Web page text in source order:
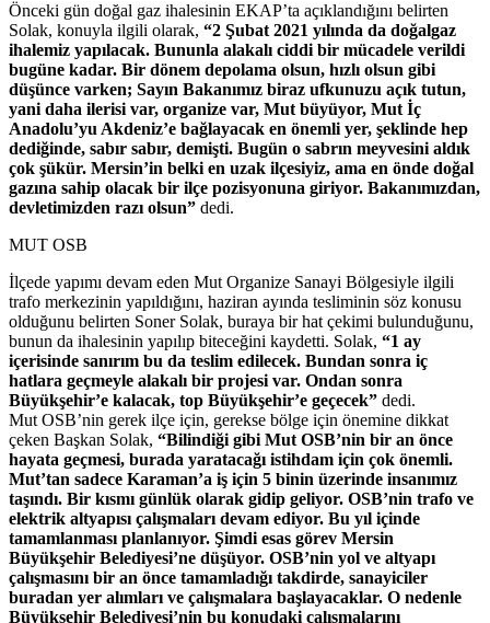
Önceki gün doğal gaz ihalesinin EKAP’ta açıklandığını belirten
Solak, konuyla ilgili olarak, “2 Şubat 2021 yılında da doğalgaz
ihalemiz yapılacak. Bununla alakalı ciddi bir mücadele verildi
bugüne kadar. Bir dönem depolama olsun, hızlı olsun gibi
düşünce varken; Sayın Bakanımız biraz ufkunuzu açık tutun,
yani daha ilerisi var, organize var, Mut büyüyor, Mut İç
Anadolu’yu Akdeniz’e bağlayacak en önemli yer, şeklinde hep
dediğinde, sabır sabır, demişti. Bugün o sabrın meyvesini aldık
çok şükür. Mersin’in belki en uzak ilçesiyiz, ama en önde doğal
gazına sahip olacak bir ilçe pozisyonuna giriyor. Bakanımızdan,
devletimizden razı olsun” dedi.
MUT OSB
İlçede yapımı devam eden Mut Organize Sanayi Bölgesiyle ilgili
trafo merkezinin yapıldığını, haziran ayında tesliminin söz konusu
olduğunu belirten Soner Solak, buraya bir hat çekimi bulunduğunu,
bunun da ihalesinin yapılıp biteceğini kaydetti. Solak, “1 ay
içerisinde sanırım bu da teslim edilecek. Bundan sonra iç
hatlara geçmeyle alakalı bir projesi var. Ondan sonra
Büyükşehir’e kalacak, top Büyükşehir’e geçecek” dedi.
Mut OSB’nin gerek ilçe için, gerekse bölge için önemine dikkat
çeken Başkan Solak, “Bilindiği gibi Mut OSB’nin bir an önce
hayata geçmesi, burada yaratacağı istihdam için çok önemli.
Mut’tan sadece Karaman’a iş için 5 binin üzerinde insanımız
taşındı. Bir kısmı günlük olarak gidip geliyor. OSB’nin trafo ve
elektrik altyapısı çalışmaları devam ediyor. Bu yıl içinde
tamamlanması planlanıyor. Şimdi esas görev Mersin
Büyükşehir Belediyesi’ne düşüyor. OSB’nin yol ve altyapı
çalışmasını bir an önce tamamladığı takdirde, sanayiciler
buradan yer alımları ve çalışmalara başlayacaklar. O nedenle
Büyükşehir Belediyesi’nin bu konudaki çalışmalarını